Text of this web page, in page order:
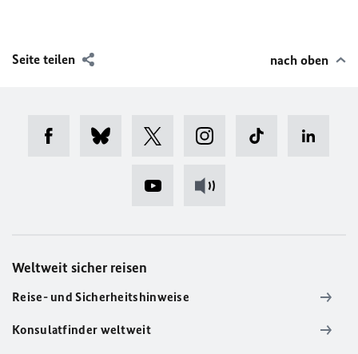
Seite teilen nach oben
Weltweit sicher reisen
Reise- und Sicherheitshinweise
Konsulatfinder weltweit